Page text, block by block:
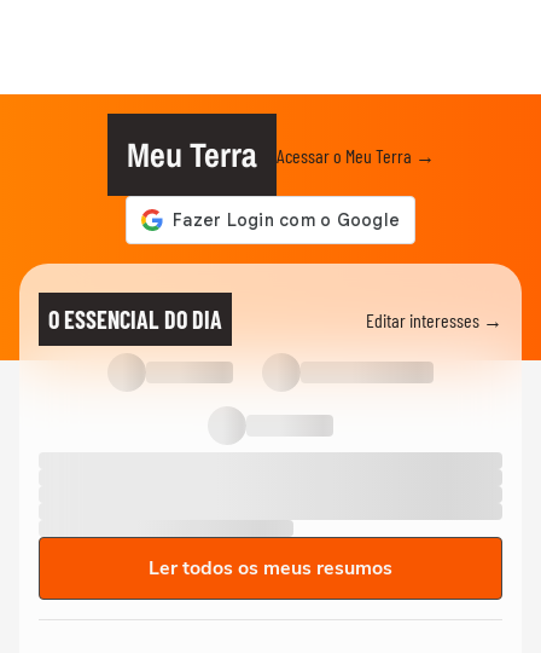
Meu Terra Acessar o Meu Terra →
O ESSENCIAL DO DIA Editar interesses →
Ler todos os meus resumos